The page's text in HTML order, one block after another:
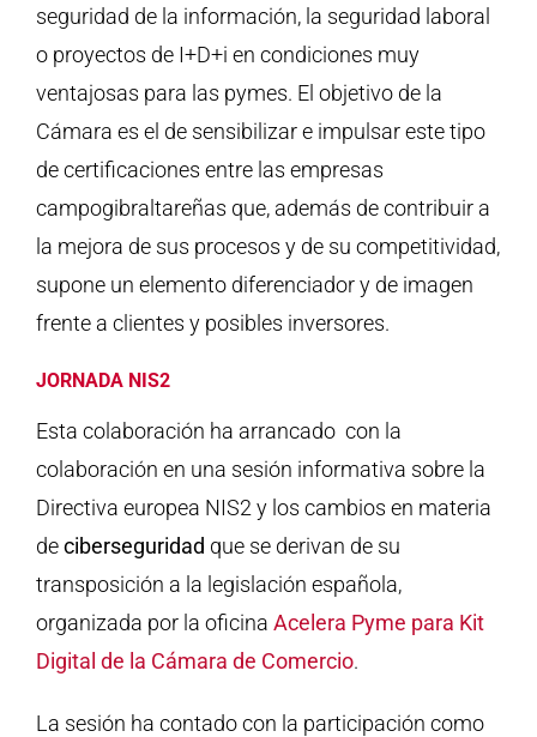
seguridad de la información, la seguridad laboral
o proyectos de I+D+i en condiciones muy
ventajosas para las pymes. El objetivo de la
Cámara es el de sensibilizar e impulsar este tipo
de certificaciones entre las empresas
campogibraltareñas que, además de contribuir a
la mejora de sus procesos y de su competitividad,
supone un elemento diferenciador y de imagen
frente a clientes y posibles inversores.
JORNADA NIS2
Esta colaboración ha arrancado con la
colaboración en una sesión informativa sobre la
Directiva europea NIS2 y los cambios en materia
deciberseguridad que se derivan de su
transposición a la legislación española,
organizada por la oficina Acelera Pyme para Kit
Digital de la Cámara de Comercio.
La sesión ha contado con la participación como